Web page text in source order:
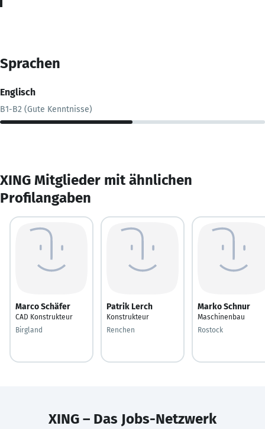
Sprachen
Englisch
B1-B2 (Gute Kenntnisse)
XING Mitglieder mit ähnlichen
Profilangaben
Marco Schäfer
CAD Konstrukteur
Birgland
Patrik Lerch
Konstrukteur
Renchen
Marko Schnur
Maschinenbau
Rostock
XING – Das Jobs-Netzwerk